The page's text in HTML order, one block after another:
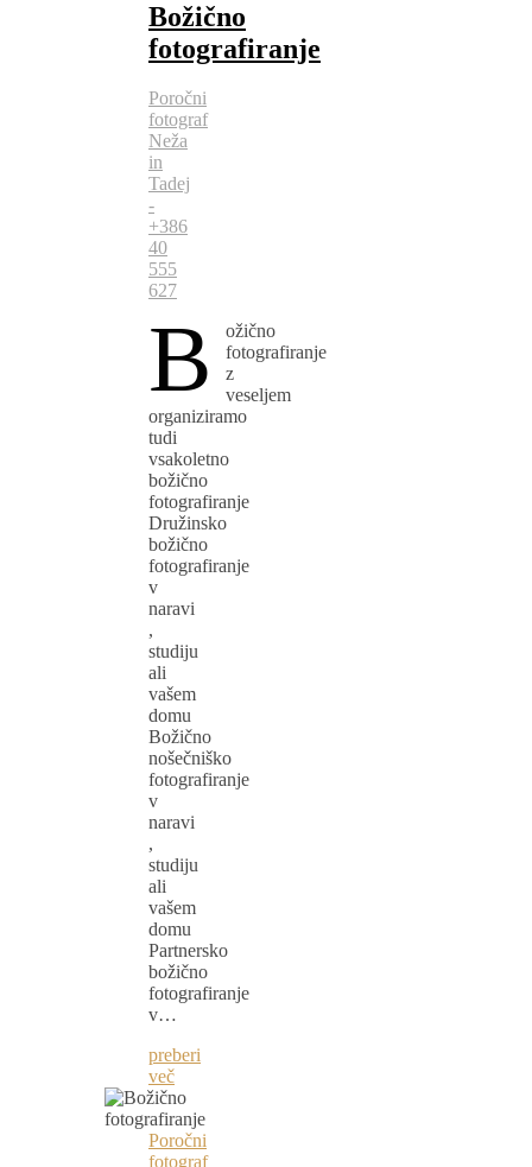
Božično
fotografiranje
Poročni
fotograf
Neža
in
Tadej
-
+386
40
555
627
B
ožično
fotografiranje
z
veseljem
organiziramo
tudi
vsakoletno
božično
fotografiranje
Družinsko
božično
fotografiranje
v
naravi
,
studiju
ali
vašem
domu
Božično
nošečniško
fotografiranje
v
naravi
,
studiju
ali
vašem
domu
Partnersko
božično
fotografiranje
v…
preberi
več
Poročni
fotograf